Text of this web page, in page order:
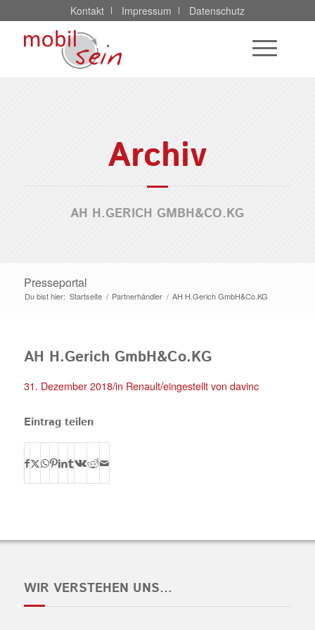
Kontakt Impressum Datenschutz
Archiv
AH H.GERICH GMBH&CO.KG
Presseportal
Du bist hier: Startseite / Partnerhändler / AH H.Gerich GmbH&Co.KG
AH H.Gerich GmbH&Co.KG
31. Dezember 2018/in Renault/eingestellt von davinc
Eintrag teilen
WIR VERSTEHEN UNS…